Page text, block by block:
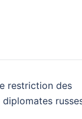
restriction des